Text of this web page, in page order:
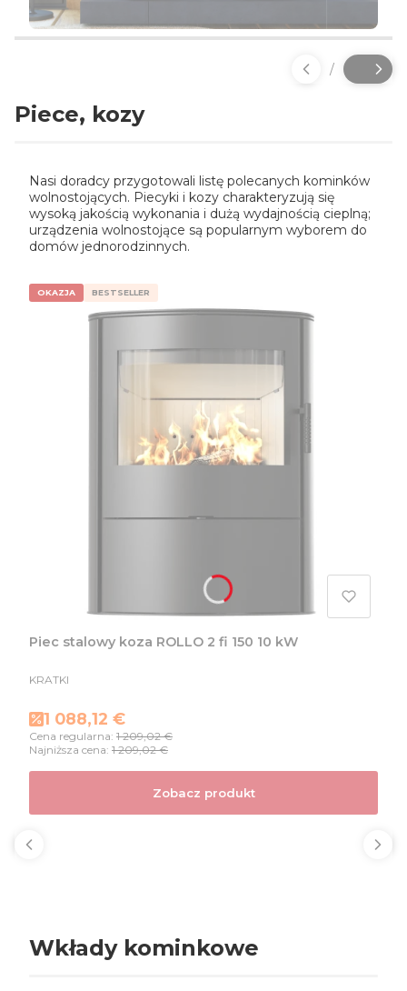
Naciśnij Enter lub spację, aby otworzyć stronę.
Naciśnij Enter lub spację, aby otworzyć stronę.
Naciśnij Enter lub spację, aby otworzyć stronę.
Naciśnij Enter lub spację, aby otworzyć stronę.
Naciśnij Enter lub spację, aby otworzyć stronę.
Slajd
/
z
Piece, kozy
Nasi doradcy przygotowali listę polecanych kominków
wolnostojących. Piecyki i kozy charakteryzują się
wysoką jakością wykonania i dużą wydajnością cieplną;
urządzenia wolnostojące są popularnym wyborem do
domów jednorodzinnych.
OKAZJA BESTSELLER
Piec stalowy koza ROLLO 2 fi 150 10 kW
PRODUCENT
KRATKI
Cena promocyjna
1 088,12 €
Cena regularna: 1 209,02 €
Najniższa cena: 1 209,02 €
Zobacz produkt
Wkłady kominkowe